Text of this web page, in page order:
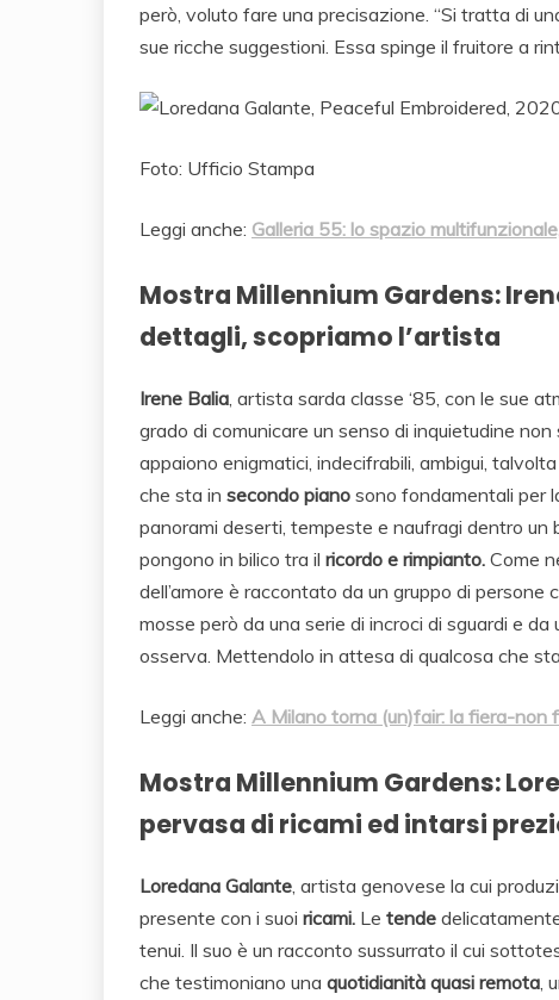
però, voluto fare una precisazione. “Si tratta di
sue ricche suggestioni. Essa spinge il fruitore a
Foto: Ufficio Stampa
Leggi anche: Galleria 55: lo spazio
Mostra Millennium Gardens:
dettagli, scopriamo l’artista
Irene Balia , artista sarda classe ‘85, con le sue
grado di comunicare un senso di inquietudine
appaiono enigmatici, indecifrabili, ambigui,
che sta in secondo piano sono fondamentali per
panorami deserti, tempeste e naufragi dentro un
pongono in bilico tra il ricordo e rimpianto. Come
dell’amore è raccontato da un gruppo di persone
mosse però da una serie di incroci di sguardi e
osserva. Mettendolo in attesa di qualcosa che
Leggi anche: A Milano torna (un)fair: la fiera-non
Mostra Millennium Gardens:
pervasa di ricami ed intarsi
Loredana Galante , artista genovese la cui
presente con i suoi ricami. L e tende
tenui. Il suo è un racconto sussurrato il cui
che testimoniano una quotidianità quasi remota ,